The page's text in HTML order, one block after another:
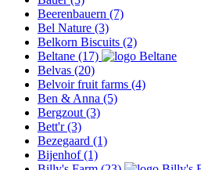
Beerenbauern (7)
Bel Nature (3)
Belkorn Biscuits (2)
Beltane (17)
Belvas (20)
Belvoir fruit farms (4)
Ben & Anna (5)
Bergzout (3)
Bett'r(3)
Bezegaard (1)
Bijenhof(1)